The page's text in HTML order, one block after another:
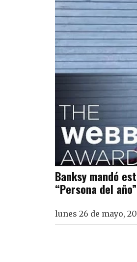
Banksy mandó
“Persona del año”
lunes 26 de mayo,